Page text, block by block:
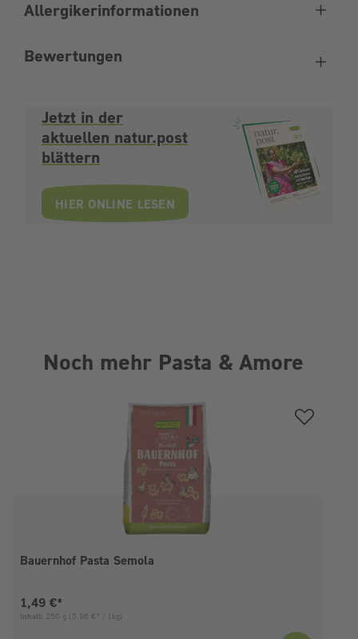
Allergikerinformationen
Bewertungen
Jetzt in der
aktuellen natur.post
blättern
HIER ONLINE LESEN
Noch mehr Pasta & Amore
Bauernhof Pasta Semola
Aktueller Preis:
1,49 €*
Inhalt: 250 g (5,96 €* / 1kg)